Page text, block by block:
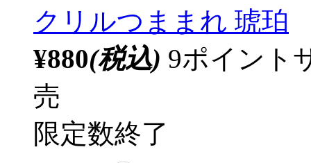
クリルつままれ 琥珀
¥880(税込) 9ポイント
売
限定数終了